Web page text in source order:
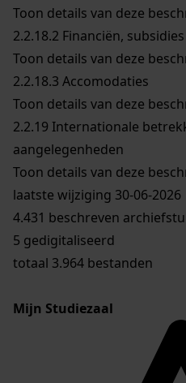
Toon details van deze
2.2.18.2 Financiën, subsidies
Toon details van deze
2.2.18.3 Accomodaties
Toon details van deze
2.2.19 Internationale
aangelegenheden
Toon details van deze
laatste wijziging 30-06-2026
4.431 beschreven
5 gedigitaliseerd
totaal 3.964 bestanden
Mijn Studiezaal